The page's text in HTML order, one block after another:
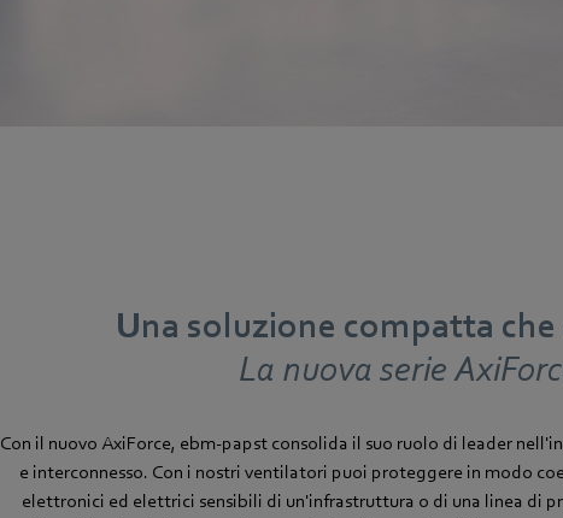
Una soluzione compatta
La nuova serie
Con il nuovo AxiForce, ebm‑papst consolida il suo ruolo di leader
e interconnesso. Con i nostri ventilatori puoi proteggere in modo
elettronici ed elettrici sensibili di un'infrastruttura o di una linea di